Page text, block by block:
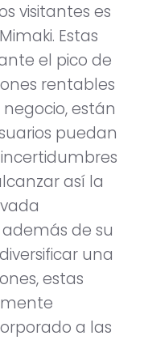
visitantes es
Estas
el pico de
rentables
están
puedan
así la
de su
una
estas
a las